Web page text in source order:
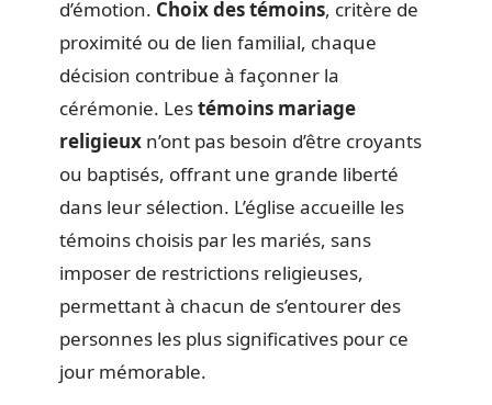
d’émotion. Choix des témoins, critère de
proximité ou de lien familial, chaque
décision contribue à façonner la
cérémonie. Lestémoins mariage
religieux n’ont pas besoin d’être croyants
ou baptisés, offrant une grande liberté
dans leur sélection. L’église accueille les
témoins choisis par les mariés, sans
imposer de restrictions religieuses,
permettant à chacun de s’entourer des
personnes les plus significatives pour ce
jour mémorable.